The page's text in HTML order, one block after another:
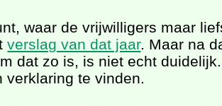
waar de vrijwilligers maar
verslag van dat jaar. Maar na
dat zo is, is niet echt
verklaring te vinden.